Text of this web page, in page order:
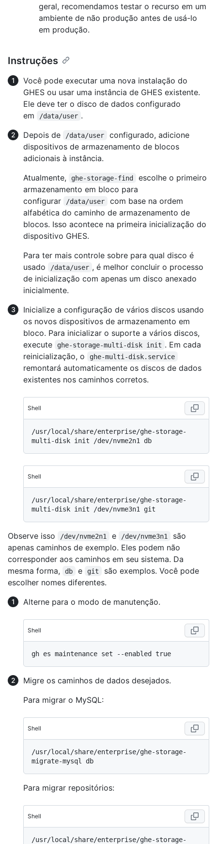
geral, recomendamos testar o recurso em um
ambiente de não produção antes de usá-lo
em produção.
Instruções
Você pode executar uma nova instalação do
GHES ou usar uma instância de GHES existente.
Ele deve ter o disco de dados configurado
em
/data/user .
Depois de
/data/user
configurado, adicione
dispositivos de armazenamento de blocos
adicionais à instância.
Atualmente,
ghe-storage-find
escolhe o primeiro
armazenamento em bloco para
configurar
/data/user
com base na ordem
alfabética do caminho de armazenamento de
blocos. Isso acontece na primeira inicialização do
dispositivo GHES.
Para ter mais controle sobre para qual disco é
usado
/data/user , é melhor concluir o processo
de inicialização com apenas um disco anexado
inicialmente.
Inicialize a configuração de vários discos usando
os novos dispositivos de armazenamento em
bloco. Para inicializar o suporte a vários discos,
execute
ghe-storage-multi-disk init . Em cada
reinicialização, o
ghe-multi-disk.service
remontará automaticamente os discos de dados
existentes nos caminhos corretos.
Shell
/usr/local/share/enterprise/ghe-storage-
Shell
/usr/local/share/enterprise/ghe-storage-
Observe isso /dev/nvme2n1 e /dev/nvme3n1
são
apenas caminhos de exemplo. Eles podem não
corresponder aos caminhos em seu sistema. Da
mesma forma,
db e git
são exemplos. Você pode
escolher nomes diferentes.
Alterne para o modo de manutenção.
Shell
Migre os caminhos de dados desejados.
Para migrar o MySQL:
Shell
/usr/local/share/enterprise/ghe-storage-
Para migrar repositórios:
Shell
/usr/local/share/enterprise/ghe-storage-